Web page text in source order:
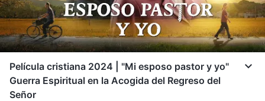
Película cristiana 2024 | "Mi esposo pastor y yo"
Guerra Espiritual en la Acogida del Regreso del
Señor